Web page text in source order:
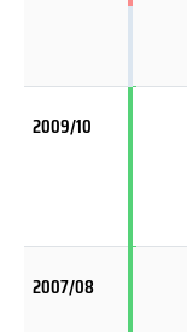
2009/10
2007/08